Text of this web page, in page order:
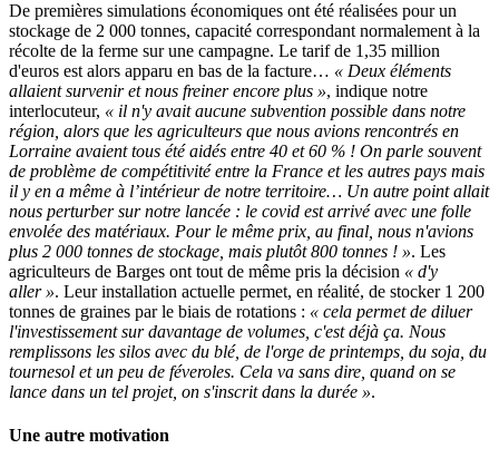
De premières simulations économiques ont été réalisées pour un
stockage de 2 000 tonnes, capacité correspondant normalement à la
récolte de la ferme sur une campagne. Le tarif de 1,35 million
d'euros est alors apparu en bas de la facture… « Deux éléments
allaient survenir et nous freiner encore plus », indique notre
interlocuteur, « il n'y avait aucune subvention possible dans notre
région, alors que les agriculteurs que nous avions rencontrés en
Lorraine avaient tous été aidés entre 40 et 60 % ! On parle souvent
de problème de compétitivité entre la France et les autres pays mais
il y en a même à l’intérieur de notre territoire… Un autre point allait
nous perturber sur notre lancée : le covid est arrivé avec une folle
envolée des matériaux. Pour le même prix, au final, nous n'avions
plus 2 000 tonnes de stockage, mais plutôt 800 tonnes ! ». Les
agriculteurs de Barges ont tout de même pris la décision « d'y
aller ». Leur installation actuelle permet, en réalité, de stocker 1 200
tonnes de graines par le biais de rotations : « cela permet de diluer
l'investissement sur davantage de volumes, c'est déjà ça. Nous
remplissons les silos avec du blé, de l'orge de printemps, du soja, du
tournesol et un peu de féveroles. Cela va sans dire, quand on se
lance dans un tel projet, on s'inscrit dans la durée ».
Une autre motivation